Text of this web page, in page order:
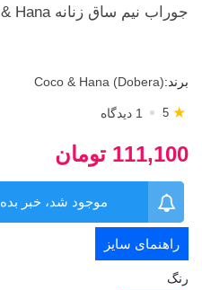
جوراب نیم ساق زنانه Coco & Hana طرح سگ سبیل‌دار
برند:Coco & Hana (Dobera)
5 ★ 1 دیدگاه
111,100 تومان
موجود شد، خبر بده
راهنمای سایز
رنگ